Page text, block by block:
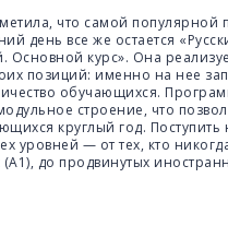
что самой популярной
день все же остается
Основной курс». Она
позиций: именно на нее
обучающихся.
строение, что
круглый год. Поступить
уровней — от тех, кто
(А1), до продвинутых